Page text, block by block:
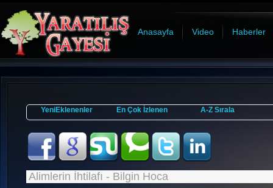
Anasayfa Video Haberler
YeniEklenenler En Çok İzlenen A-Z Sırala
Alimlerin İhtilafı - Bilgin Hoca